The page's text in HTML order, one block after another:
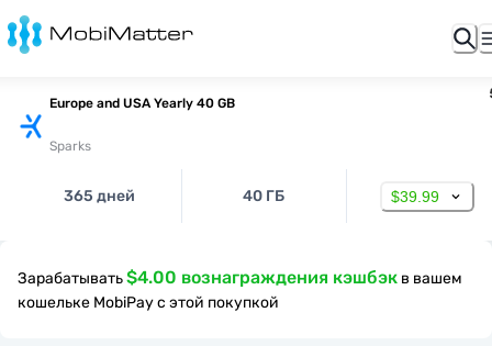
Europe and USA Yearly 40 GB
Sparks
365 дней 40 ГБ $39.99
Зарабатывать$4.00 вознаграждения кэшбэк в вашем
кошельке MobiPay с этой покупкой